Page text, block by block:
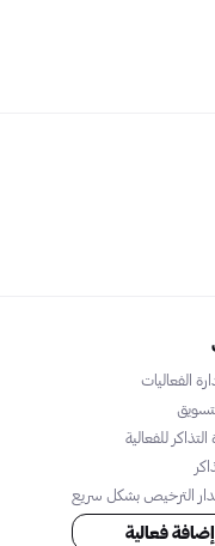
الفعاليات
للفعالية
الترخيص بشكل سريع
إضافة فعالية